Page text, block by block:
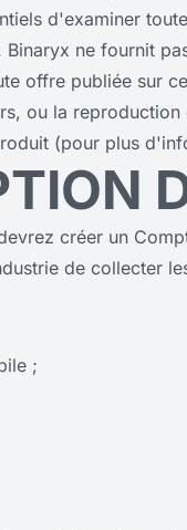
d'examiner
ne fournit
offre publiée sur
ou la
(pour plus
créer un
de collecter
;